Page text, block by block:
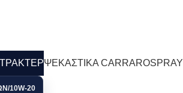
ΤΡΑΚΤΕΡΨΕΚΑΣΤΙΚΑ CARRAROSPRAY
10W-20